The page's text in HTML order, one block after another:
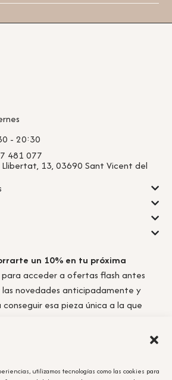
utilizamos tecnologías como las cookies para
- 20:30
481 077
Llibertat, 13, 03690 Sant Vicent del
un 10% en tu próxima
acceder a ofertas flash antes
las novedades anticipadamente y
esa pieza única a la que